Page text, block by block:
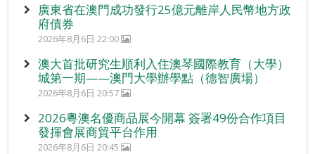
廣東省在澳門成功發行25億元離岸人民幣地方政
府債券
2026年8月6日 22:00
澳大首批研究生順利入住澳琴國際教育（大學）
城第一期——澳門大學辦學點（德智廣場）
2026年8月6日 20:57
2026粵澳名優商品展今開幕 簽署49份合作項目
發揮會展商貿平台作用
2026年8月6日 20:45